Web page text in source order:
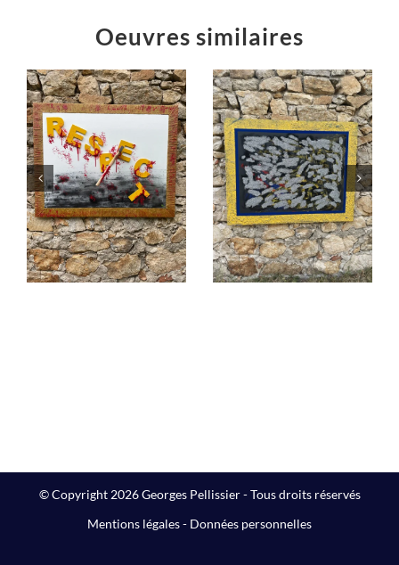
Oeuvres similaires
Poussières
d’étoiles
Peintures
© Copyright 2026 Georges Pellissier - Tous droits réservés
Mentions légales- Données personnelles